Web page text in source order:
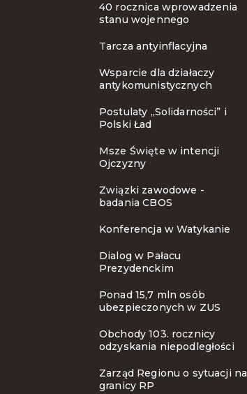
40 rocznica wprowadzenia
stanu wojennego
Tarcza antyinflacyjna
Wsparcie dla działaczy
antykomunistycznych
Postulaty „Solidarności” i
Polski Ład
Msze Święte w intencji
Ojczyzny
Związki zawodowe -
badania CBOS
Konferencja w Watykanie
Dialog w Pałacu
Prezydenckim
Ponad 15,7 mln osób
ubezpieczonych w ZUS
Obchody 103. rocznicy
odzyskania niepodległości
Zarząd Regionu o sytuacji na
granicy RP